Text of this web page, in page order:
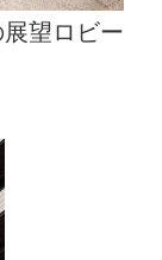
望ロビー